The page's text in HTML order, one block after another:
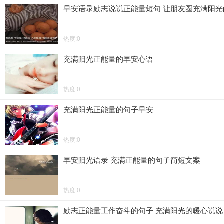
早安语录励志说说正能量短句 让朋友圈充满阳
热度:0
充满阳光正能量的早安心语
热度:0
充满阳光正能量的句子早安
热度:0
早安阳光语录 充满正能量的句子简短文案
热度:0
励志正能量工作奋斗的句子 充满阳光的暖心说说